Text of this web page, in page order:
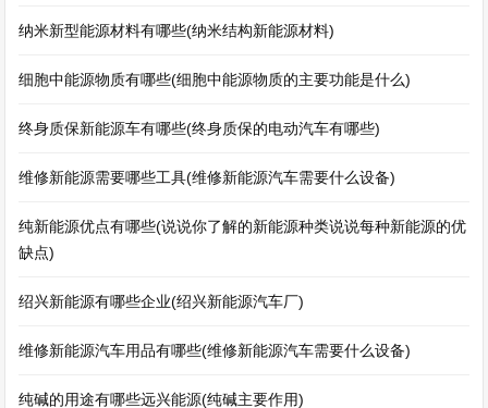
纳米新型能源材料有哪些(纳米结构新能源材料)
细胞中能源物质有哪些(细胞中能源物质的主要功能是什么)
终身质保新能源车有哪些(终身质保的电动汽车有哪些)
维修新能源需要哪些工具(维修新能源汽车需要什么设备)
纯新能源优点有哪些(说说你了解的新能源种类说说每种新能源的优
缺点)
绍兴新能源有哪些企业(绍兴新能源汽车厂)
维修新能源汽车用品有哪些(维修新能源汽车需要什么设备)
纯碱的用途有哪些远兴能源(纯碱主要作用)